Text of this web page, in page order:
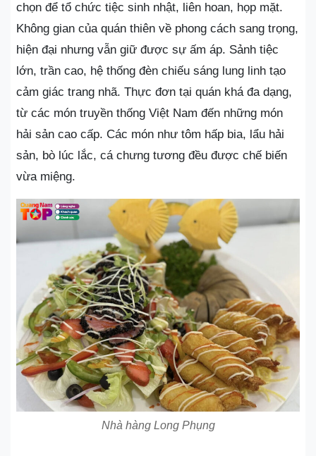
chọn để tổ chức tiệc sinh nhật, liên hoan, họp mặt.
Không gian của quán thiên về phong cách sang trọng,
hiện đại nhưng vẫn giữ được sự ấm áp. Sảnh tiệc
lớn, trần cao, hệ thống đèn chiếu sáng lung linh tạo
cảm giác trang nhã. Thực đơn tại quán khá đa dạng,
từ các món truyền thống Việt Nam đến những món
hải sản cao cấp. Các món như tôm hấp bia, lẩu hải
sản, bò lúc lắc, cá chưng tương đều được chế biến
vừa miệng.
Nhà hàng Long Phụng